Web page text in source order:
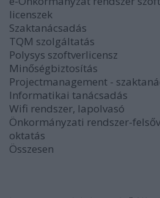
licenszek
Szaktanácsadás
TQM szolgáltatás
Polysys szoftverlicensz
Minőségbiztosítás
Projectmanagement -
Informatikai tanácsadás
Wifi rendszer, lapolvasó
Önkormányzati rendszer-
oktatás
Összesen